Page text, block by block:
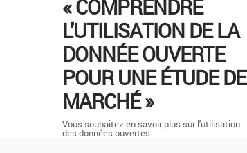
« COMPRENDRE
L’UTILISATION DE LA
DONNÉE OUVERTE
POUR UNE ÉTUDE DE
MARCHÉ »
Vous souhaitez en savoir plus sur l'utilisation
des données ouvertes ...